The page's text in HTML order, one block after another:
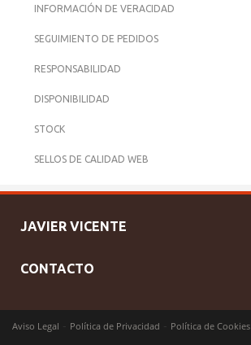
INFORMACIÓN DE VERACIDAD
SEGUIMIENTO DE PEDIDOS
RESPONSABILIDAD
DISPONIBILIDAD
STOCK
SELLOS DE CALIDAD WEB
JAVIER VICENTE
CONTACTO
Aviso Legal Política de Privacidad Política de Cookies